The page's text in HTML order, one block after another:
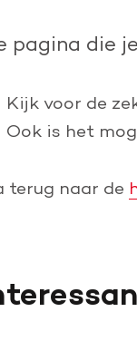
pagina die
Kijk voor de
Ook is het
terug naar de